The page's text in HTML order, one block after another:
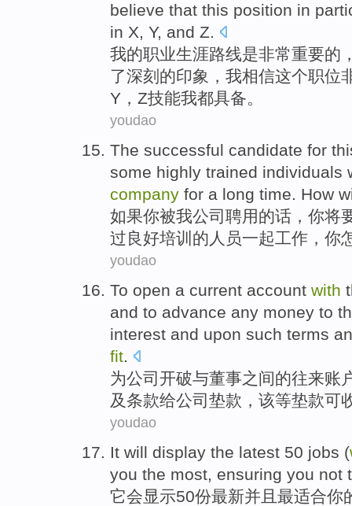
believe that this position in
in X, Y, and Z.
我的职业生涯路线是非常重要的
了深刻的印象，我相信这个职位
Y，Z技能我都具备。
youdao
The successful candidate for
some highly trained individuals
company for a long time. How
如果你被我公司 聘用的话，你将
过良好培训的人员一起工作， 你
youdao
To open a current account with
and to advance any money to
interest and upon such terms
fit.
为公司 开破与董事之间的往来账
及条款给公司 垫款 ， 该等垫款可
youdao
It will display the latest 50 jobs (
you the most, ensuring you not
它会显示50份最新并且 最适合你